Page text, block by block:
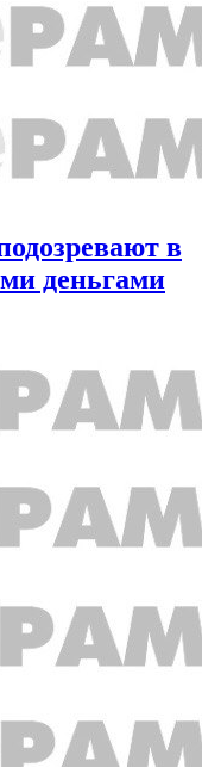
в
деньгами